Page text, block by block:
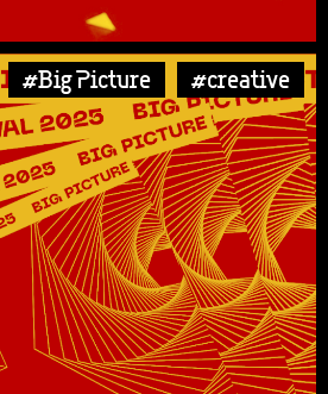
#Big Picture #creative